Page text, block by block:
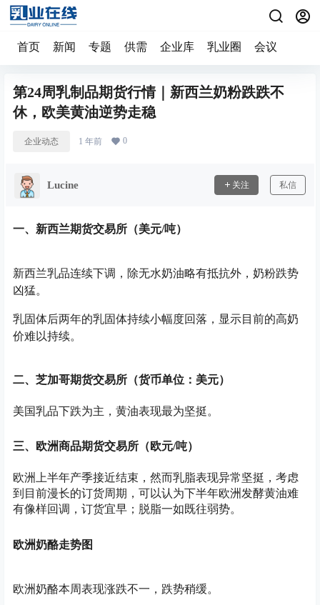
首页 新闻 专题 供需 企业库 乳业圈 会议
第24周乳制品期货行情｜新西兰奶粉跌跌不
休，欧美黄油逆势走稳
企业动态 1 年前 0
Lucine 关注 私信
一、新西兰期货交易所（美元/吨）
新西兰乳品连续下调，除无水奶油略有抵抗外，奶粉跌势
凶猛。
乳固体后两年的乳固体持续小幅度回落，显示目前的高奶
价难以持续。
二、芝加哥期货交易所（货币单位：美元）
美国乳品下跌为主，黄油表现最为坚挺。
三、欧洲商品期货交易所（欧元/吨）
欧洲上半年产季接近结束，然而乳脂表现异常坚挺，考虑
到目前漫长的订货周期，可以认为下半年欧洲发酵黄油难
有像样回调，订货宜早；脱脂一如既往弱势。
欧洲奶酪走势图
欧洲奶酪本周表现涨跌不一，跌势稍缓。